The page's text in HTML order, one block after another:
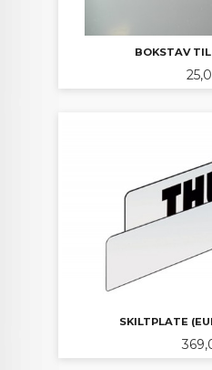
BOKSTAV
Pris
SKILTPLATE
Pris